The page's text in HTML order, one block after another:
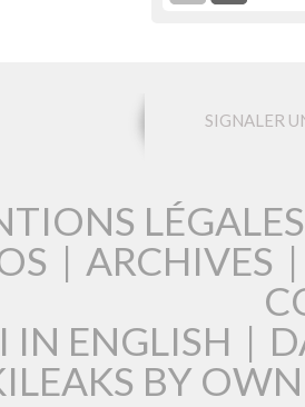
SIGNALER
LÉGALES
| ARCHIVES |
IN ENGLISH |
BY